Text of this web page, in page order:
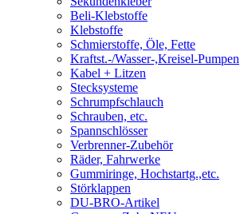
Beli-Klebstoffe
Klebstoffe
Schmierstoffe, Öle, Fette
Kraftst.-/Wasser-,Kreisel-Pumpen
Kabel + Litzen
Stecksysteme
Schrumpfschlauch
Schrauben, etc.
Spannschlösser
Verbrenner-Zubehör
Räder, Fahrwerke
Gummiringe, Hochstartg.,etc.
Störklappen
DU-BRO-Artikel